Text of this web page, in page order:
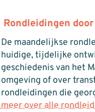
Rondleidingen
De maandelijkse
huidige, tijdelijke
geschiedenis van het
omgeving of over
rondleidingen die
meer over alle